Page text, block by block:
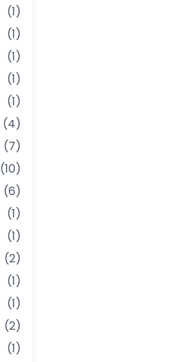
(1)
(1)
(1)
(1)
(1)
(4)
(7)
(10)
(6)
(1)
(1)
(2)
(1)
(1)
(2)
(1)